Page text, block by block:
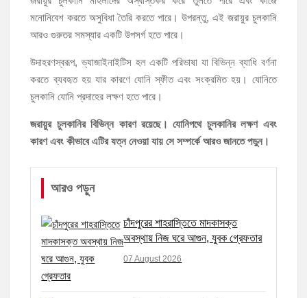
হাজীগঞ্জে শিক্ষার্থীদের লেখাপড়ার মানোন্নয়নে ও উপস্থিতি নিশ্চিতকরণে অভিভাবক
সমাবেশ
জরিমানা
হাজীগঞ্জে ৬ বছরের শিশুকে ধর্ষণের অভিযোগে কেয়ারটেকার আটক
হাজীগঞ্জ সরকারি মডেল পাইলট হাই স্কুল অ্যান্ড কলেজে ‘জুলাই গণঅভ্যুত্থান
‘জনগণের ভোটে নির্বাচিত হয়ে ফরিদগঞ্জের উন্নয়নে কাজ করছি’ : আলহাজ্ব এমএ
নৌ পুলিশ ফাঁড়ির নাকের ডগায় কারেন্ট জালের দাপট, মতলবে প্রকাশ্যে নিষিদ্ধ জাল
মেরামত ও মাছ শিকার
মনোনিবেশ করতে অসুবিধা তৈরি করতে পারে। উপরন্তু, এই জরায়ুর চুলকানি
আরও গুরুতর সমস্যার একটি উপসর্গ হতে পারে।
উদাহরণস্বরূপ, ভ্যাজাইনাইটিস হল একটি পরিভাষা যা বিভিন্ন ব্যাধি বর্ণনা
করতে ব্যবহৃত হয় যার কারণে যোনি স্ফীত এবং সংক্রমিত হয়। যোনিতে
চুলকানি যোনি প্রদাহের লক্ষণ হতে পারে।
জরায়ুর চুলকানির বিভিন্ন কারণ রয়েছে। যোনিপথে চুলকানির লক্ষণ এবং
কারণ এবং কীভাবে এটির যত্ন নেওয়া যায় সে সম্পর্কে আরও জানতে পড়ুন।
আরও পড়ুন
চাঁদপুরের শাহরাস্তিতে মাদকাসক্ত
অবস্থায় নিজ ঘরে আগুন, যুবক গ্রেফতার
07 August 2026